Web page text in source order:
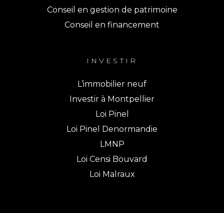
Conseil en gestion de patrimoine
Conseil en financement
INVESTIR
L’immobilier neuf
Investir à Montpellier
Loi Pinel
Loi Pinel Denormandie
LMNP
Loi Censi Bouvard
Loi Malraux